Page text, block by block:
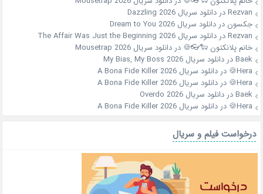
Rezvanدردانلود سریال Dazzling 2026
جکسون دردانلود سریال Dream to You 2026
Rezvanدردانلود سریال The Affair Was Just the Beginning 2026
خانم پلانکتون 🐑👓🍪 دردانلود سریال Mousetrap 2026
Baekدردانلود سریال My Bias, My Boss 2026
Hera🍪
دردانلود سریال A Bona Fide Killer 2026
Hera🍪
دردانلود سریال A Bona Fide Killer 2026
Baekدردانلود سریال Overdo 2026
Hera🍪
دردانلود سریال A Bona Fide Killer 2026
درخواست فیلم و سریال